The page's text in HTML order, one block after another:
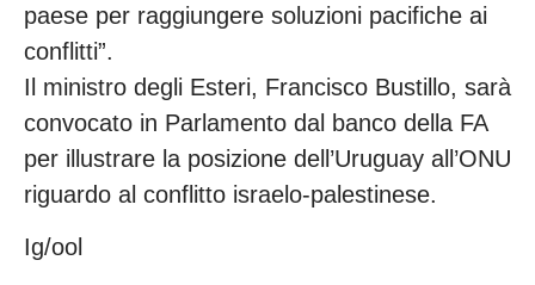
paese per raggiungere soluzioni pacifiche ai
conflitti”.
Il ministro degli Esteri, Francisco Bustillo, sarà
convocato in Parlamento dal banco della FA
per illustrare la posizione dell’Uruguay all’ONU
riguardo al conflitto israelo-palestinese.
Ig/ool